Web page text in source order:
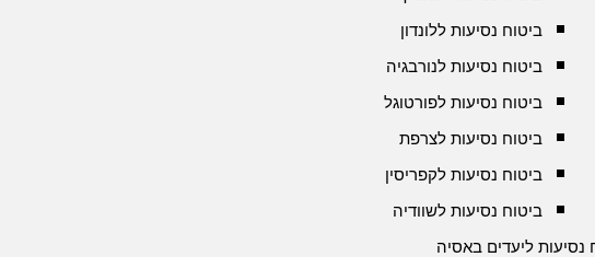
ביטוח נסיעות ללונדון
ביטוח נסיעות לנורבגיה
ביטוח נסיעות לפורטוגל
ביטוח נסיעות לצרפת
ביטוח נסיעות לקפריסין
ביטוח נסיעות לשוודיה
נסיעות ליעדים באסיה